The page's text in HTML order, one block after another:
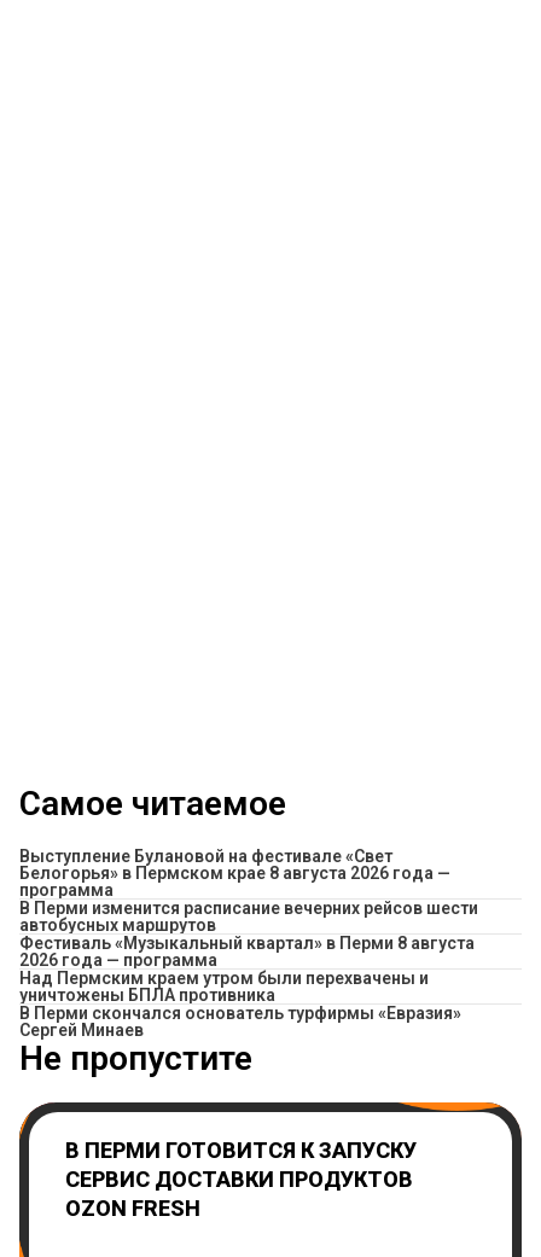
Самое читаемое
Выступление Булановой на фестивале «Свет
Белогорья» в Пермском крае 8 августа 2026 года —
программа
​В Перми изменится расписание вечерних рейсов шести
автобусных маршрутов
Фестиваль «Музыкальный квартал» в Перми 8 августа
2026 года — программа
Над Пермским краем утром были перехвачены и
уничтожены БПЛА противника
В Перми скончался основатель турфирмы «Евразия»
Сергей Минаев
Не пропустите
В ПЕРМИ ГОТОВИТСЯ К ЗАПУСКУ
СЕРВИС ДОСТАВКИ ПРОДУКТОВ
OZON FRESH